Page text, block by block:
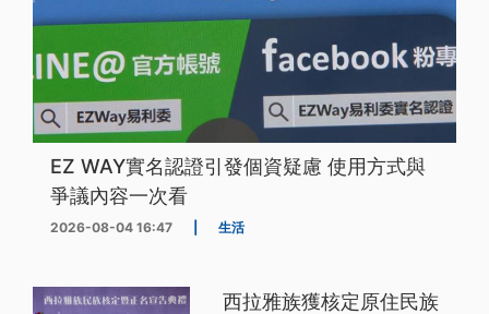
EZ WAY實名認證引發個資疑慮 使用方式與
爭議內容一次看
2026-08-04 16:47 生活
西拉雅族獲核定原住民族